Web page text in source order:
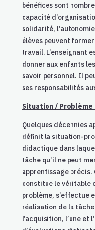
bénéfices sont
capacité
solidarité,
élèves peuvent
travail. L’enseignant
donner aux enfants
savoir personnel. Il
ses responsabilités
Situation / Problème
Quelques décennies
définit la situation-
didactique dans
tâche qu’il ne peut
apprentissage précis.
constitue le véritable
problème, s’effectue
réalisation de la
l’acquisition, l’une et